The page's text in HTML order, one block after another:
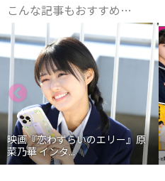
こんな記事もおすすめ…
映画『恋わずらいのエリー』原
菜乃華 インタ...